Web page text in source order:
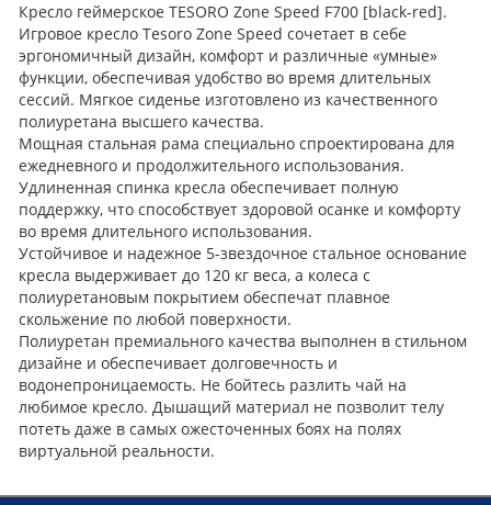
Кресло геймерское TESORO Zone Speed F700 [black-red].
Игровое кресло Tesoro Zone Speed сочетает в себе
эргономичный дизайн, комфорт и различные «умные»
функции, обеспечивая удобство во время длительных
сессий. Мягкое сиденье изготовлено из качественного
полиуретана высшего качества.
Мощная стальная рама специально спроектирована для
ежедневного и продолжительного использования.
Удлиненная спинка кресла обеспечивает полную
поддержку, что способствует здоровой осанке и комфорту
во время длительного использования.
Устойчивое и надежное 5-звездочное стальное основание
кресла выдерживает до 120 кг веса, а колеса с
полиуретановым покрытием обеспечат плавное
скольжение по любой поверхности.
Полиуретан премиального качества выполнен в стильном
дизайне и обеспечивает долговечность и
водонепроницаемость. Не бойтесь разлить чай на
любимое кресло. Дышащий материал не позволит телу
потеть даже в самых ожесточенных боях на полях
виртуальной реальности.